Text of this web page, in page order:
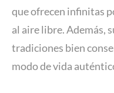
que ofrecen infinitas
al aire libre. Además,
tradiciones bien
modo de vida